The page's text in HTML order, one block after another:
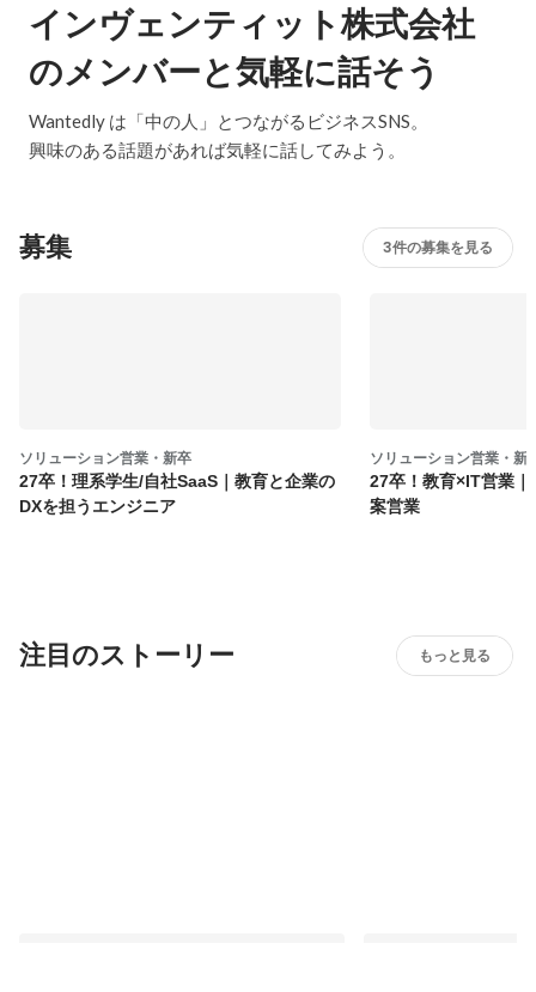
インヴェンティット株式会社
のメンバーと気軽に話そう
Wantedly は「中の人」とつながるビジネスSNS。
興味のある話題があれば気軽に話してみよう。
募集 3件の募集を見る
ソリューション営業・新卒
27卒！理系学生/自社SaaS｜教育と企業の
DXを担うエンジニア
ソリューション営業・新
27卒！教育×IT営業
案営業
注目のストーリー もっと見る